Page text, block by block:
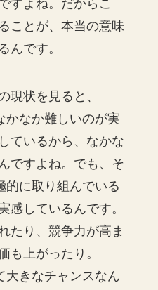
すよね。だからこ
ことが、本当の意味
んです。
現状を見ると、
かなか難しいのが実
ているから、なかな
ですよね。でも、そ
的に取り組んでいる
感しているんです。
たり、競争力が高ま
も上がったり。
大きなチャンスなん